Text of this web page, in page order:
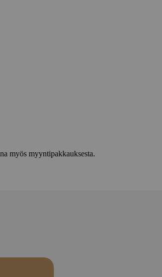
myös myyntipakkauksesta.